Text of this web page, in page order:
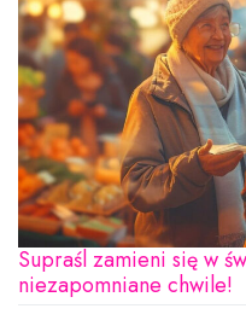
Supraśl zamieni się w
niezapomniane chwile!